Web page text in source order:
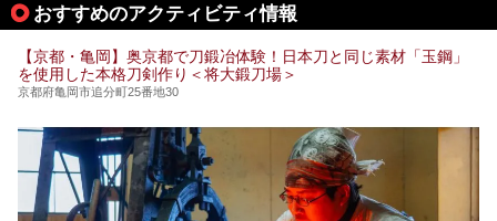
おすすめのアクティビティ情報
【京都・亀岡】奥京都で刀鍛冶体験！日本刀と同じ素材「玉鋼」
を使用した本格刀剣作り＜将大鍛刀場＞
京都府亀岡市追分町25番地30